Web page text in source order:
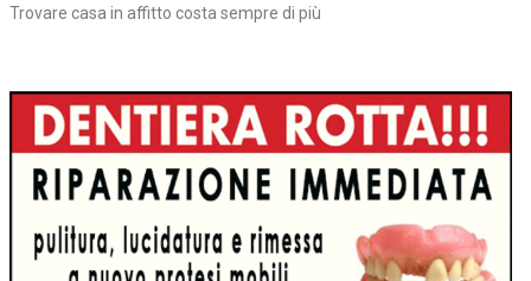
Trovare casa in affitto costa sempre di più